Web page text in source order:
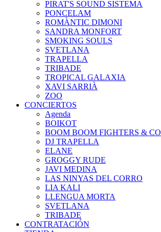
PIRAT'S SOUND SISTEMA
PONCELAM
ROMÀNTIC DIMONI
SANDRA MONFORT
SMOKING SOULS
SVETLANA
TRAPELLA
TRIBADE
TROPICAL GALAXIA
XAVI SARRIÀ
ZOO
CONCIERTOS
Agenda
BOIKOT
BOOM BOOM FIGHTERS &
DJ TRAPELLA
ELANE
GROGGY RUDE
JAVI MEDINA
LAS NINYAS DEL CORRO
LIA KALI
LLENGUA MORTA
SVETLANA
TRIBADE
CONTRATACIÓN